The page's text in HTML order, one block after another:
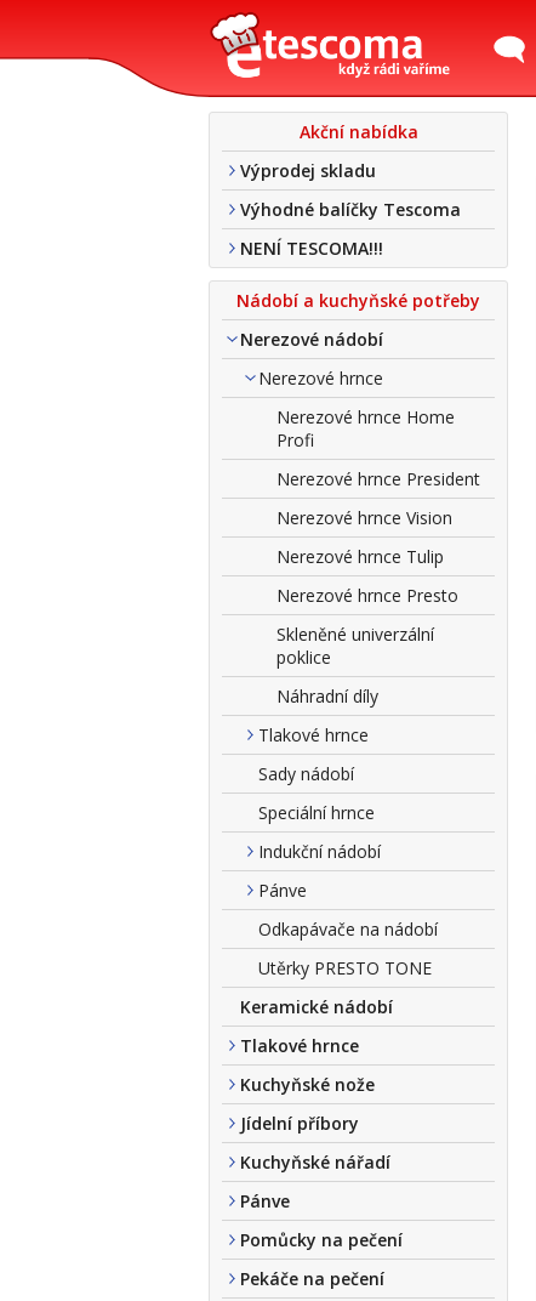
Akční nabídka
Výprodej skladu
Výhodné balíčky Tescoma
NENÍ TESCOMA!!!
Nádobí a kuchyňské potřeby
Nerezové nádobí
Nerezové hrnce
Nerezové hrnce Home
Profi
Nerezové hrnce President
Nerezové hrnce Vision
Nerezové hrnce Tulip
Nerezové hrnce Presto
Skleněné univerzální
poklice
Náhradní díly
Tlakové hrnce
Sady nádobí
Speciální hrnce
Indukční nádobí
Pánve
Odkapávače na nádobí
Utěrky PRESTO TONE
Keramické nádobí
Tlakové hrnce
Kuchyňské nože
Jídelní příbory
Kuchyňské nářadí
Pánve
Pomůcky na pečení
Pekáče na pečení